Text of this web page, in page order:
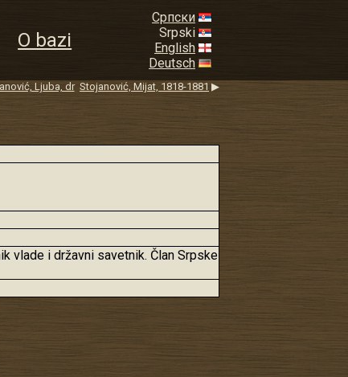
O bazi
Српски
Srpski
English
Deutsch
Ljuba, dr Stojanović, Mijat, 1818-1881 ▶
vlade i državni savetnik. Član Srpske